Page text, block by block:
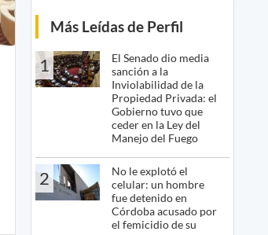
Más Leídas de Perfil
1
El Senado dio media
sanción a la
Inviolabilidad de la
Propiedad Privada: el
Gobierno tuvo que
ceder en la Ley del
Manejo del Fuego
2
No le explotó el
celular: un hombre
fue detenido en
Córdoba acusado por
el femicidio de su